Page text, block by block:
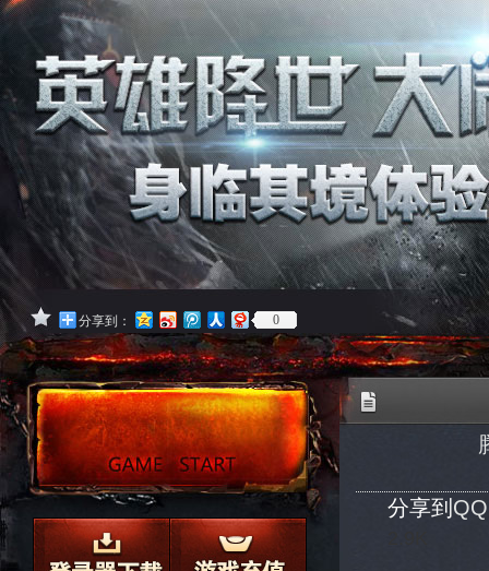
分享到： 0
分享到